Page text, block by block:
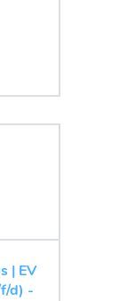
| EV
d) -